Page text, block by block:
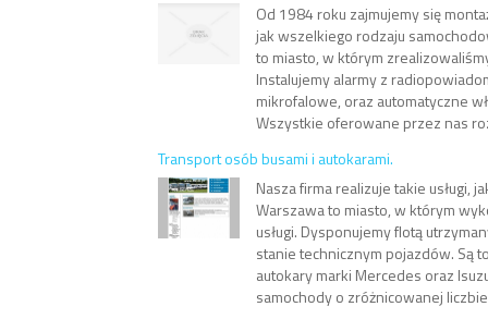
Od 1984 roku zajmujemy się
jak wszelkiego rodzaju
to miasto, w którym
Instalujemy alarmy z
mikrofalowe, oraz automatyczne
Wszystkie oferowane przez nas
Transport osób busami i autokarami.
Nasza firma realizuje takie usługi,
Warszawa to miasto, w którym
usługi. Dysponujemy flotą
stanie technicznym pojazdów. Są
autokary marki Mercedes oraz
samochody o zróżnicowanej